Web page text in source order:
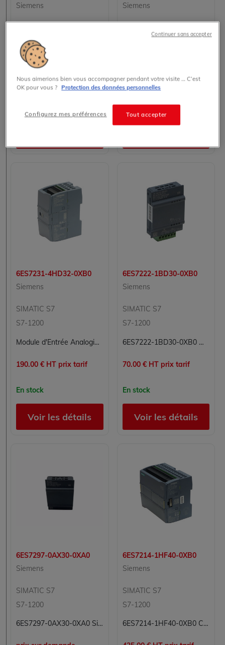
Siemens
S7-1200
345.00 € HT prix tarif
Siemens
70.00 € HT prix tarif
6ES7231-4HD32-0XB0
Siemens
SIMATIC S7
S7-1200
Module d'Entrée Analogique SIEMENS SIMATIC S7-1200 - 6ES7231-4HD32-0XB0
190.00 € HT prix tarif
En stock
Voir les détails
6ES7222-1BD30-0XB0
Siemens
SIMATIC S7
S7-1200
6ES7222-1BD30-0XB0 Module sorties numériques Simatic S7 Siemens
70.00 € HT prix tarif
En stock
Voir les détails
6ES7297-0AX30-0XA0
Siemens
SIMATIC S7
S7-1200
6ES7297-0AX30-0XA0 Simatic S7 Siemens
6ES7214-1HF40-0XB0
Siemens
SIMATIC S7
S7-1200
6ES7214-1HF40-0XB0 CPU Simatic S7-1200 1214 FC Siemens Automate Compact
Nous aimerions bien vous accompagner pendant votre visite … C’est
OK pour vous ? Protection des données personnelles
Tout accepter
Configurez mes préférences
Continuer sans accepter